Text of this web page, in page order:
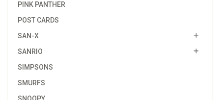
PINK PANTHER
POST CARDS
SAN-X
SANRIO
SIMPSONS
SMURFS